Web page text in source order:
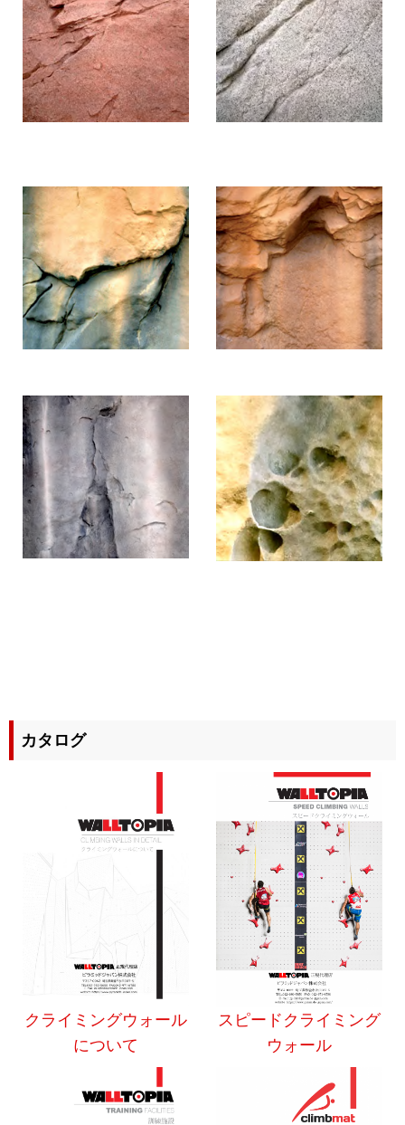
カタログ
クライミングウォール
について
スピードクライミング
ウォール